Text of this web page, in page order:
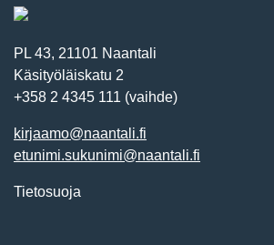
PL 43, 21101 Naantali
Käsityöläiskatu 2
+358 2 4345 111 (vaihde)
kirjaamo@naantali.fi
etunimi.sukunimi@naantali.fi
Tietosuoja